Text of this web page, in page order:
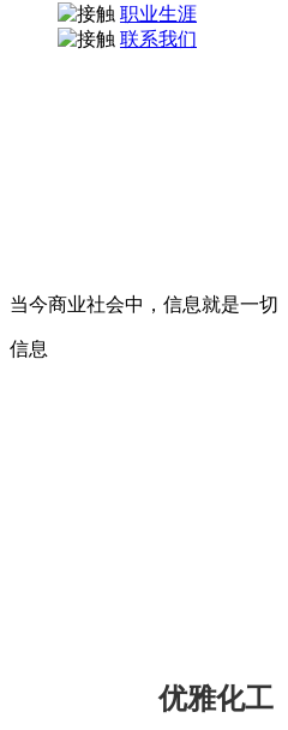
职业生涯
联系我们
当今商业社会中，信息就是一切
信息
优雅化工